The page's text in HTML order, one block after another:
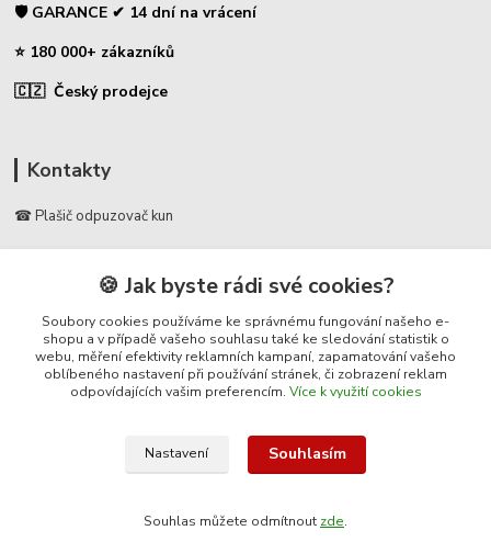
🛡️ GARANCE ✔ 14 dní na vrácení
⭐ 180 000+ zákazníků
🇨🇿 Český prodejce
Kontakty
☎ Plašič odpuzovač kun
📞 728 007 997
⏰ Po-Pá | 7:00 - 13:30 |
info@repulse.cz
půdních prostor před kunami.
🍪 Jak byste rádi své cookies?
Soubory cookies používáme ke správnému fungování našeho e-
shopu a v případě vašeho souhlasu také ke sledování statistik o
webu, měření efektivity reklamních kampaní, zapamatování vašeho
oblíbeného nastavení při používání stránek, či zobrazení reklam
odpovídajících vašim preferencím. Více k využití cookies
Nastavení Souhlasím
Souhlas můžete odmítnout zde.